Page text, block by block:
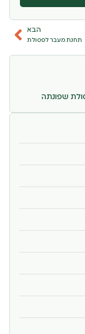
הבא
תחנת מעבר לפסולת
שפונתה